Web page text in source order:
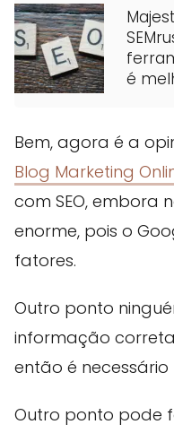
é
Bem, agora é a
Blog Marketing
com SEO, embora
enorme, pois o
fatores.
Outro ponto
informação
então é necessário
Outro ponto pode